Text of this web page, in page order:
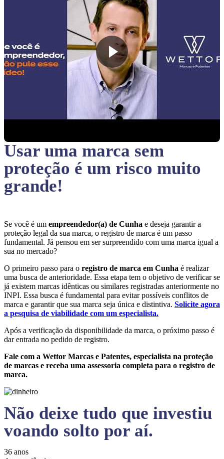
Usar uma marca sem
proteção é um risco muito
grande!
Se você é um empreendedor(a) de Cunha e deseja garantir a
proteção legal da sua marca, o registro de marca é um passo
fundamental. Já pensou em ser surpreendido com uma marca igual a
sua no mercado?
O primeiro passo para o registro de marca em Cunha é realizar
uma busca de anterioridade. Essa etapa tem o objetivo de verificar se
já existem marcas idênticas ou similares registradas anteriormente no
INPI. Essa busca é fundamental para evitar possíveis conflitos de
marca e garantir que sua marca seja única e distintiva. Solicite agora
a pesquisa de viabilidade com um especialista.
Após a verificação da disponibilidade da marca, o próximo passo é
dar entrada no pedido de registro.
Fale com a Wettor Marcas e Patentes, especialista na proteção
de marcas e receba uma assessoria completa para o registro de
marca.
Não deixe tudo que investiu
voando solto por aí.
36 anos